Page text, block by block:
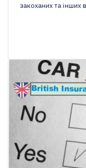
закоханих та інших